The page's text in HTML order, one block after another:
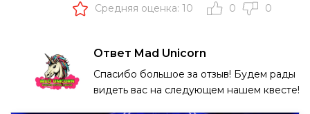
Средняя оценка: 10 0 0
Ответ Mad Unicorn
Спасибо большое за отзыв! Будем рады
видеть вас на следующем нашем квесте!